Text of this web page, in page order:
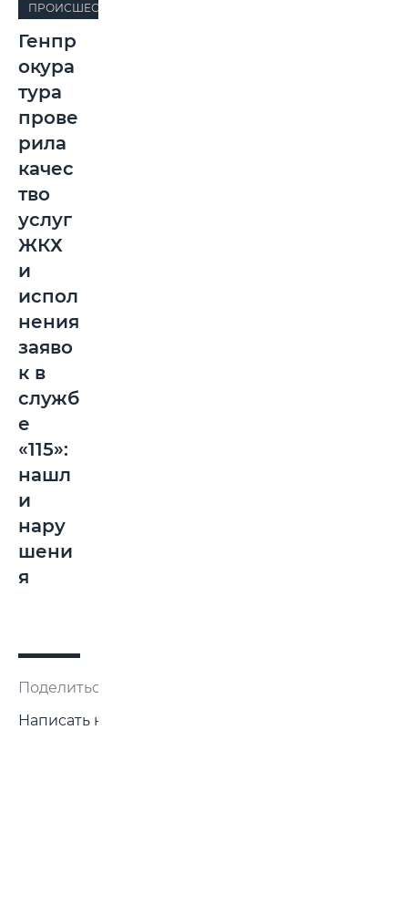
ПРОИСШЕСТВИЯ
Генпр
окура
тура
прове
рила
качес
тво
услуг
ЖКХ
и
испол
нения
заяво
к в
служб
е
«115»:
нашл
и
нару
шени
я
Поделиться:
Написать нам